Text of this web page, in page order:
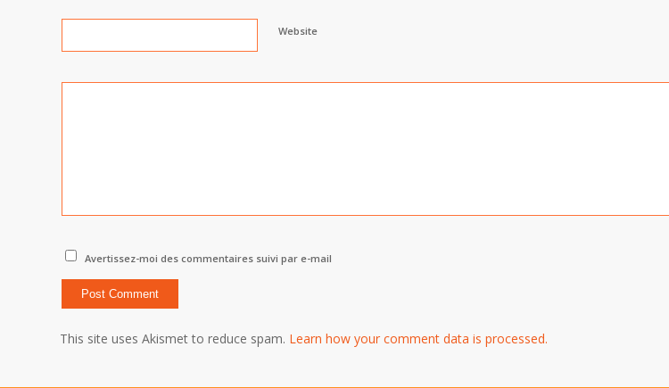
Website
Avertissez-moi des commentaires suivi par e-mail
This site uses Akismet to reduce spam. Learn how your comment data is processed.